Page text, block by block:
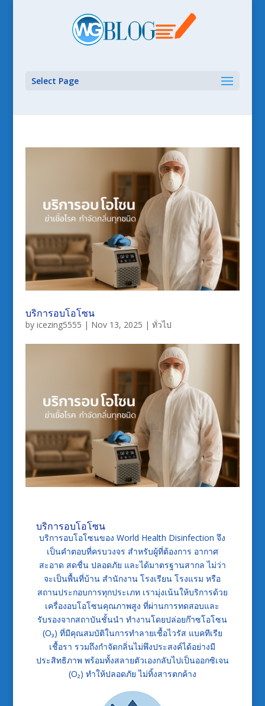
Select Page
บริการอบโอโซน
by icezing5555 | Nov 13, 2025 | ทั่วไป
บริการอบโอโซน
บริการอบโอโซนของ World Health Disinfection จึง
เป็นคำตอบที่ครบวงจร สำหรับผู้ที่ต้องการ อากาศ
สะอาด สดชื่น ปลอดภัย และได้มาตรฐานสากล ไม่ว่า
จะเป็นพื้นที่บ้าน สำนักงาน โรงเรียน โรงแรม หรือ
สถานประกอบการทุกประเภท เรามุ่งเน้นให้บริการด้วย
เครื่องอบโอโซนคุณภาพสูง ที่ผ่านการทดสอบและ
รับรองจากสถาบันชั้นนำ ทำงานโดยปล่อยก๊าซโอโซน
(O₃) ที่มีคุณสมบัติในการทำลายเชื้อไวรัส แบคทีเรีย
เชื้อรา รวมถึงกำจัดกลิ่นไม่พึงประสงค์ได้อย่างมี
ประสิทธิภาพ พร้อมทั้งสลายตัวเองกลับไปเป็นออกซิเจน
(O₂) ทำให้ปลอดภัย ไม่ทิ้งสารตกค้าง